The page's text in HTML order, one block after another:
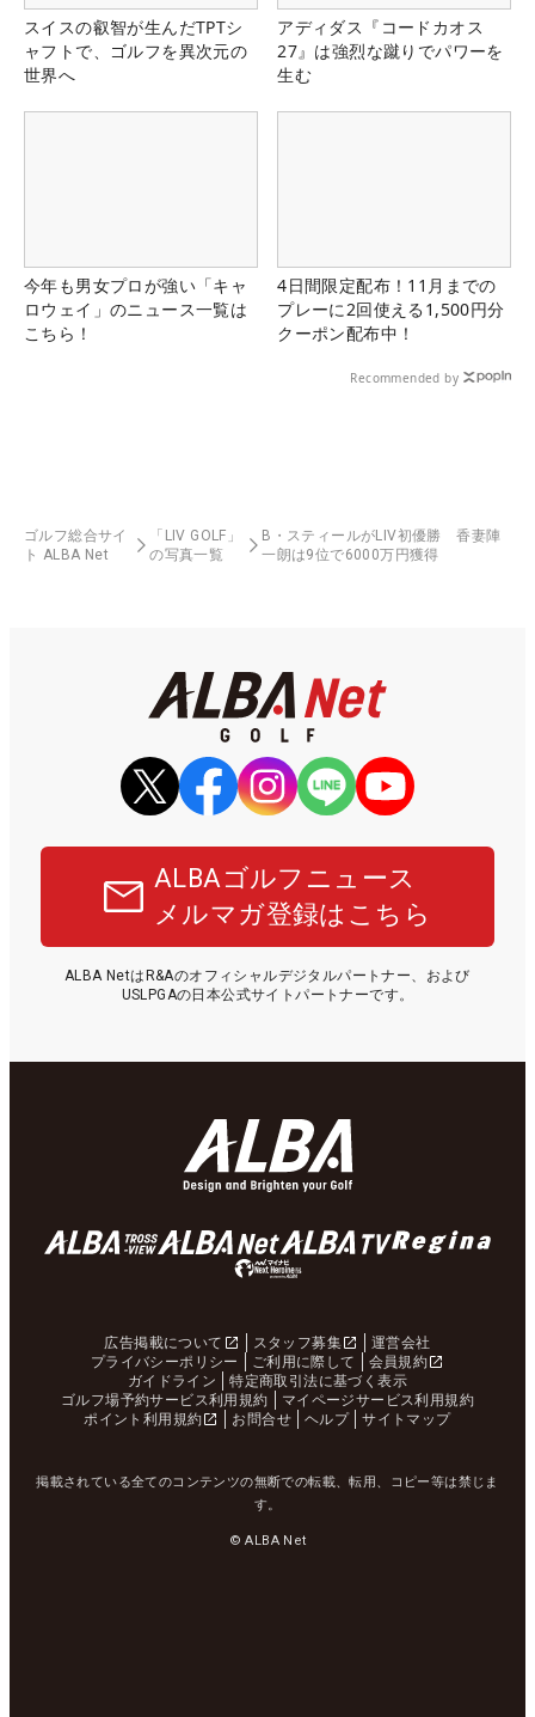
スイスの叡智が生んだTPTシ
ャフトで、ゴルフを異次元の
世界へ
アディダス『コードカオス
27』は強烈な蹴りでパワーを
生む
今年も男女プロが強い「キャ
ロウェイ」のニュース一覧は
こちら！
4日間限定配布！11月までの
プレーに2回使える1,500円分
クーポン配布中！
Recommended by
ゴルフ総合サイ
ト ALBA Net
「LIV GOLF」
の写真一覧
B・スティールがLIV初優勝 香妻陣
一朗は9位で6000万円獲得
ALBAゴルフニュース
メルマガ登録はこちら
ALBA NetはR&Aのオフィシャルデジタルパートナー、および
USLPGAの日本公式サイトパートナーです。
広告掲載について スタッフ募集
運営会社
プライバシーポリシー
ご利用に際して
会員規約
ガイドライン
特定商取引法に基づく表示
ゴルフ場予約サービス利用規約
マイページサービス利用規約
ポイント利用規約
お問合せ ヘルプ サイトマップ
掲載されている全てのコンテンツの無断での転載、転用、コピー等は禁じま
す。
© ALBA Net